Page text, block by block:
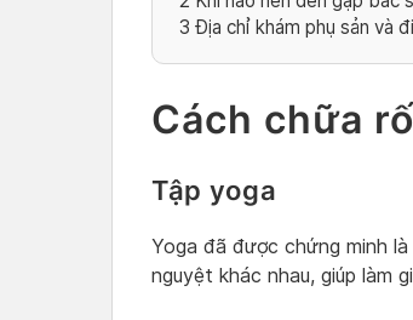
3 Địa chỉ khám phụ sản và
Cách chữa
Tập yoga
Yoga đã được chứng minh
nguyệt khác nhau, giúp làm